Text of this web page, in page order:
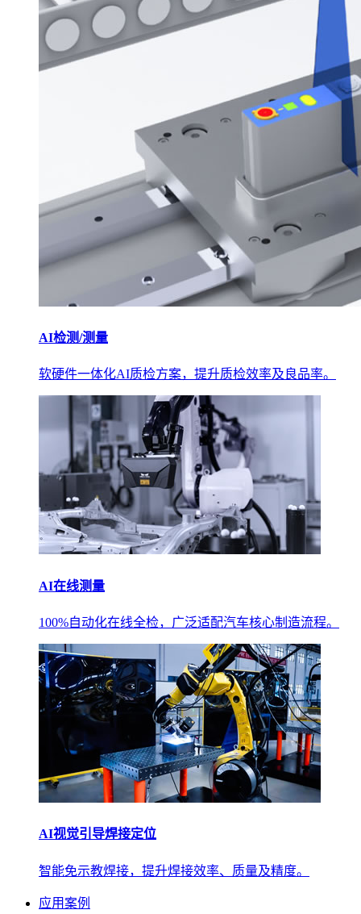
AI检测/测量
软硬件一体化AI质检方案，提升质检效率及良品率。
AI在线测量
100%自动化在线全检，广泛适配汽车核心制造流程。
AI视觉引导焊接定位
智能免示教焊接，提升焊接效率、质量及精度。
应用案例